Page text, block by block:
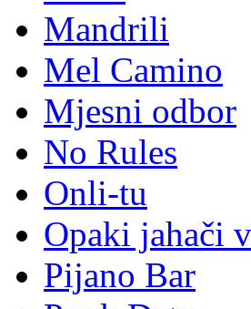
Mandrili
Mel Camino
Mjesni odbor
No Rules
Onli-tu
Opaki jahači
Pijano Bar